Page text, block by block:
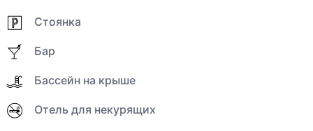
Стоянка
Бар
Бассейн на крыше
Отель для некурящих